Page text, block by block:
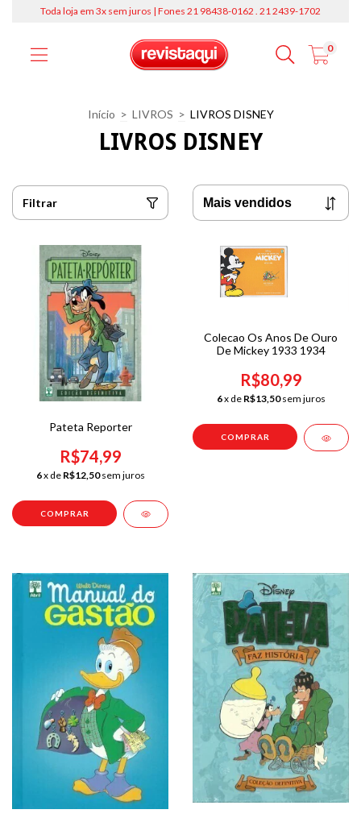
Toda loja em 3x sem juros | Fones 21 98438-0162 . 21 2439-1702
0
Início > LIVROS > LIVROS DISNEY
LIVROS DISNEY
Filtrar
Pateta Reporter
R$74,99
6x de R$12,50 sem juros
Colecao Os Anos De Ouro
De Mickey 1933 1934
R$80,99
6x de R$13,50 sem juros